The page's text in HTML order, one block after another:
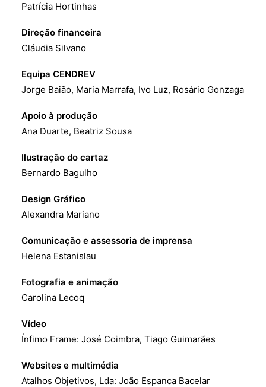
Patrícia Hortinhas
Direção financeira
Cláudia Silvano
Equipa CENDREV
Jorge Baião, Maria Marrafa, Ivo Luz, Rosário Gonzaga
Apoio à produção
Ana Duarte, Beatriz Sousa
Ilustração do cartaz
Bernardo Bagulho
Design Gráfico
Alexandra Mariano
Comunicação e assessoria de imprensa
Helena Estanislau
Fotografia e animação
Carolina Lecoq
Vídeo
Ínfimo Frame: José Coimbra, Tiago Guimarães
Websites e multimédia
Atalhos Objetivos, Lda: João Espanca Bacelar